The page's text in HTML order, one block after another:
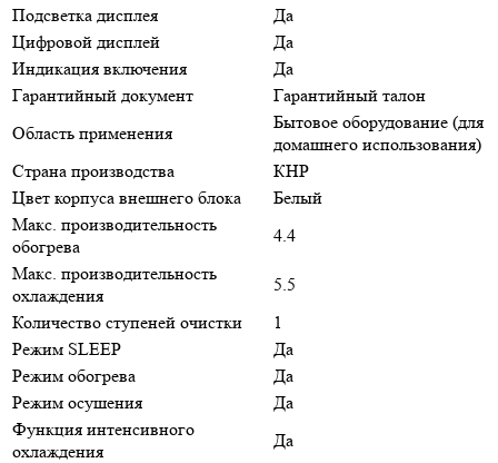
Подсветка дисплея
Да
Цифровой дисплей
Да
Индикация включения
Да
Гарантийный документ
Гарантийный талон
Область применения
Бытовое оборудование (для
домашнего использования)
Страна производства
КНР
Цвет корпуса внешнего блока
Белый
Макс. производительность
обогрева
4.4
Макс. производительность
охлаждения
5.5
Количество ступеней очистки
1
Режим SLEEP
Да
Режим обогрева
Да
Режим осушения
Да
Функция интенсивного
охлаждения
Да